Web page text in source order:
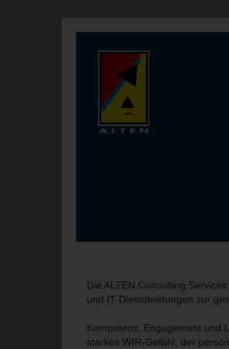
Die ALTEN Consulting
und IT-Dienstleistungen zur
Kompetenz, Engagement und
starkes WIR-Gefühl, der